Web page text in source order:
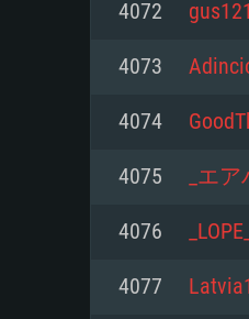
Mémoire: 4
Carte
Radeon
résolution
processeurs
Mémoire: 6
Carte
analogue
modernes
Processeur:
Mémoire: 4
Carte
drivers
de 720p)
4072
4073
4074
4075 _エ
4076 _LOPE_
4077